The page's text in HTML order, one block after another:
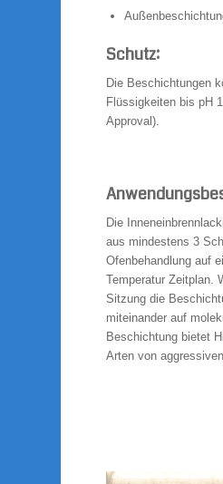
Schutz:
Die Beschichtungen
Flüssigkeiten bis pH
Approval).
Die
aus mindestens 3
Ofenbehandlung auf
Temperatur Zeitplan.
Sitzung die
miteinander auf
Beschichtung bietet
Arten von